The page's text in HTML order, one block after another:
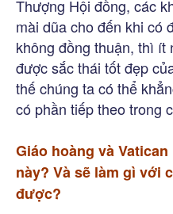
Thượng Hội đồng, các
mài dũa cho đến khi có
không đồng thuận, thì ít
được sắc thái tốt đẹp
thế chúng ta có thể
có phần tiếp theo trong
Giáo hoàng và
này? Và sẽ làm gì với
được?